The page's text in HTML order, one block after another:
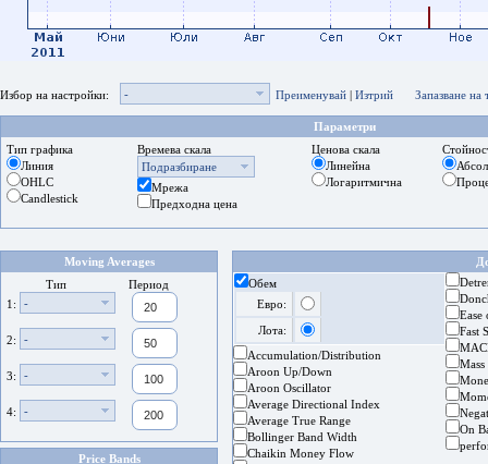
Избор на настройки: - Преименувай | Изтрий Запазване на
Параметри
Тип графика
Линия
OHLC
Candlestick
Времева скала
Подразбиране
Мрежа
Предходна цена
Ценова скала
Линейна
Логаритмична
Moving Averages
Тип
Период
1:
-
2: -
3: -
4: -
Price Bands
Обем
Евро:
Лота:
Accumulation/Distribution
Aroon Up/Down
Aroon Oscillator
Average Directional Index
Average True Range
Bollinger Band Width
Chaikin Money Flow
Ease
Fast
On